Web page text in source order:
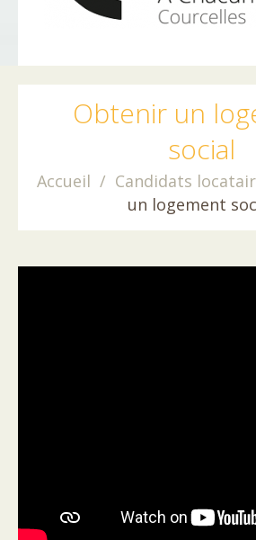
Obtenir un
social
Accueil Candidats
un logement